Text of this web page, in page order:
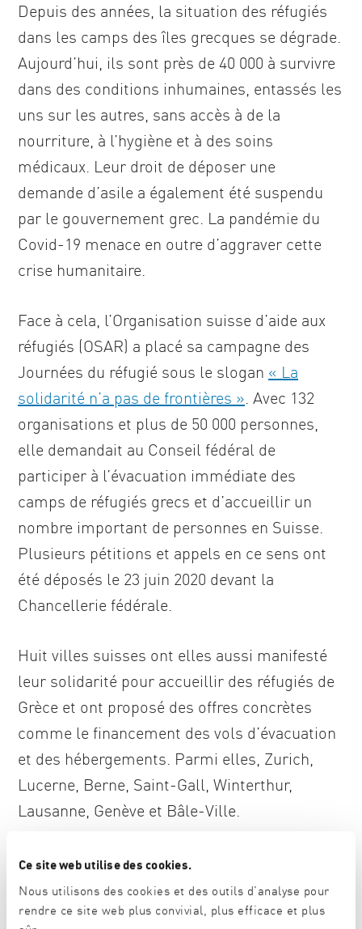
Ce site web utilise des cookies.
Nous utilisons des cookies et des outils d'analyse pour
rendre ce site web plus convivial, plus efficace et plus
Depuis des années, la situation des réfugiés
dans les camps des îles grecques se dégrade.
Aujourd’hui, ils sont près de 40 000 à survivre
dans des conditions inhumaines, entassés les
uns sur les autres, sans accès à de la
nourriture, à l’hygiène et à des soins
médicaux. Leur droit de déposer une
demande d’asile a également été suspendu
par le gouvernement grec. La pandémie du
Covid-19 menace en outre d’aggraver cette
crise humanitaire.
Face à cela, l’Organisation suisse d’aide aux
réfugiés (OSAR) a placé sa campagne des
Journées du réfugié sous le slogan « La
solidarité n’a pas de frontières ». Avec 132
organisations et plus de 50 000 personnes,
elle demandait au Conseil fédéral de
participer à l’évacuation immédiate des
camps de réfugiés grecs et d’accueillir un
nombre important de personnes en Suisse.
Plusieurs pétitions et appels en ce sens ont
été déposés le 23 juin 2020 devant la
Chancellerie fédérale.
Huit villes suisses ont elles aussi manifesté
leur solidarité pour accueillir des réfugiés de
Grèce et ont proposé des offres concrètes
comme le financement des vols d’évacuation
et des hébergements. Parmi elles, Zurich,
Lucerne, Berne, Saint-Gall, Winterthur,
Lausanne, Genève et Bâle-Ville.
De nombreuses questions juridiques
et financières